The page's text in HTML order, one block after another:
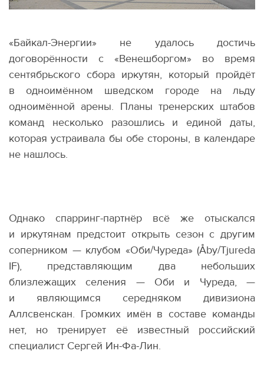
«Байкал-Энергии» не удалось достичь
договорённости с «Венешборгом» во время
сентябрьского сбора иркутян, который пройдёт
в одноимённом шведском городе на льду
одноимённой арены. Планы тренерских штабов
команд несколько разошлись и единой даты,
которая устраивала бы обе стороны, в календаре
не нашлось.
Однако спарринг-партнёр всё же отыскался
и иркутянам предстоит открыть сезон с другим
соперником — клубом «Оби/Чуреда» (Åby/Tjureda
IF), представляющим два небольших
близлежащих селения — Оби и Чуреда, —
и являющимся середняком дивизиона
Аллсвенскан. Громких имён в составе команды
нет, но тренирует её известный российский
специалист Сергей Ин-Фа-Лин.